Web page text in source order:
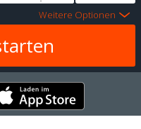
Weitere Optionen